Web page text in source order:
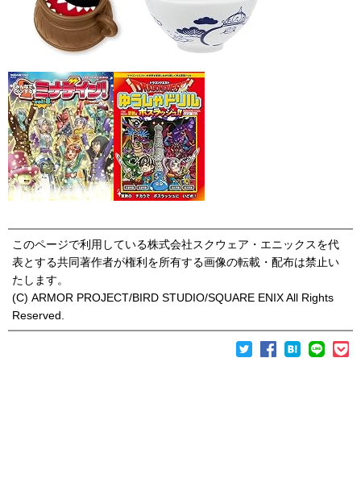
このページで利用している株式会社スクウェア・エニックスを代
表とする共同著作者が権利を所有する画像の転載・配布は禁止い
たします。
(C) ARMOR PROJECT/BIRD STUDIO/SQUARE ENIX All Rights
Reserved.